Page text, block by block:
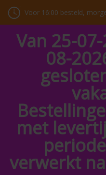
Voor 16:00 besteld,
Van 25-
08-
met
verwerkt